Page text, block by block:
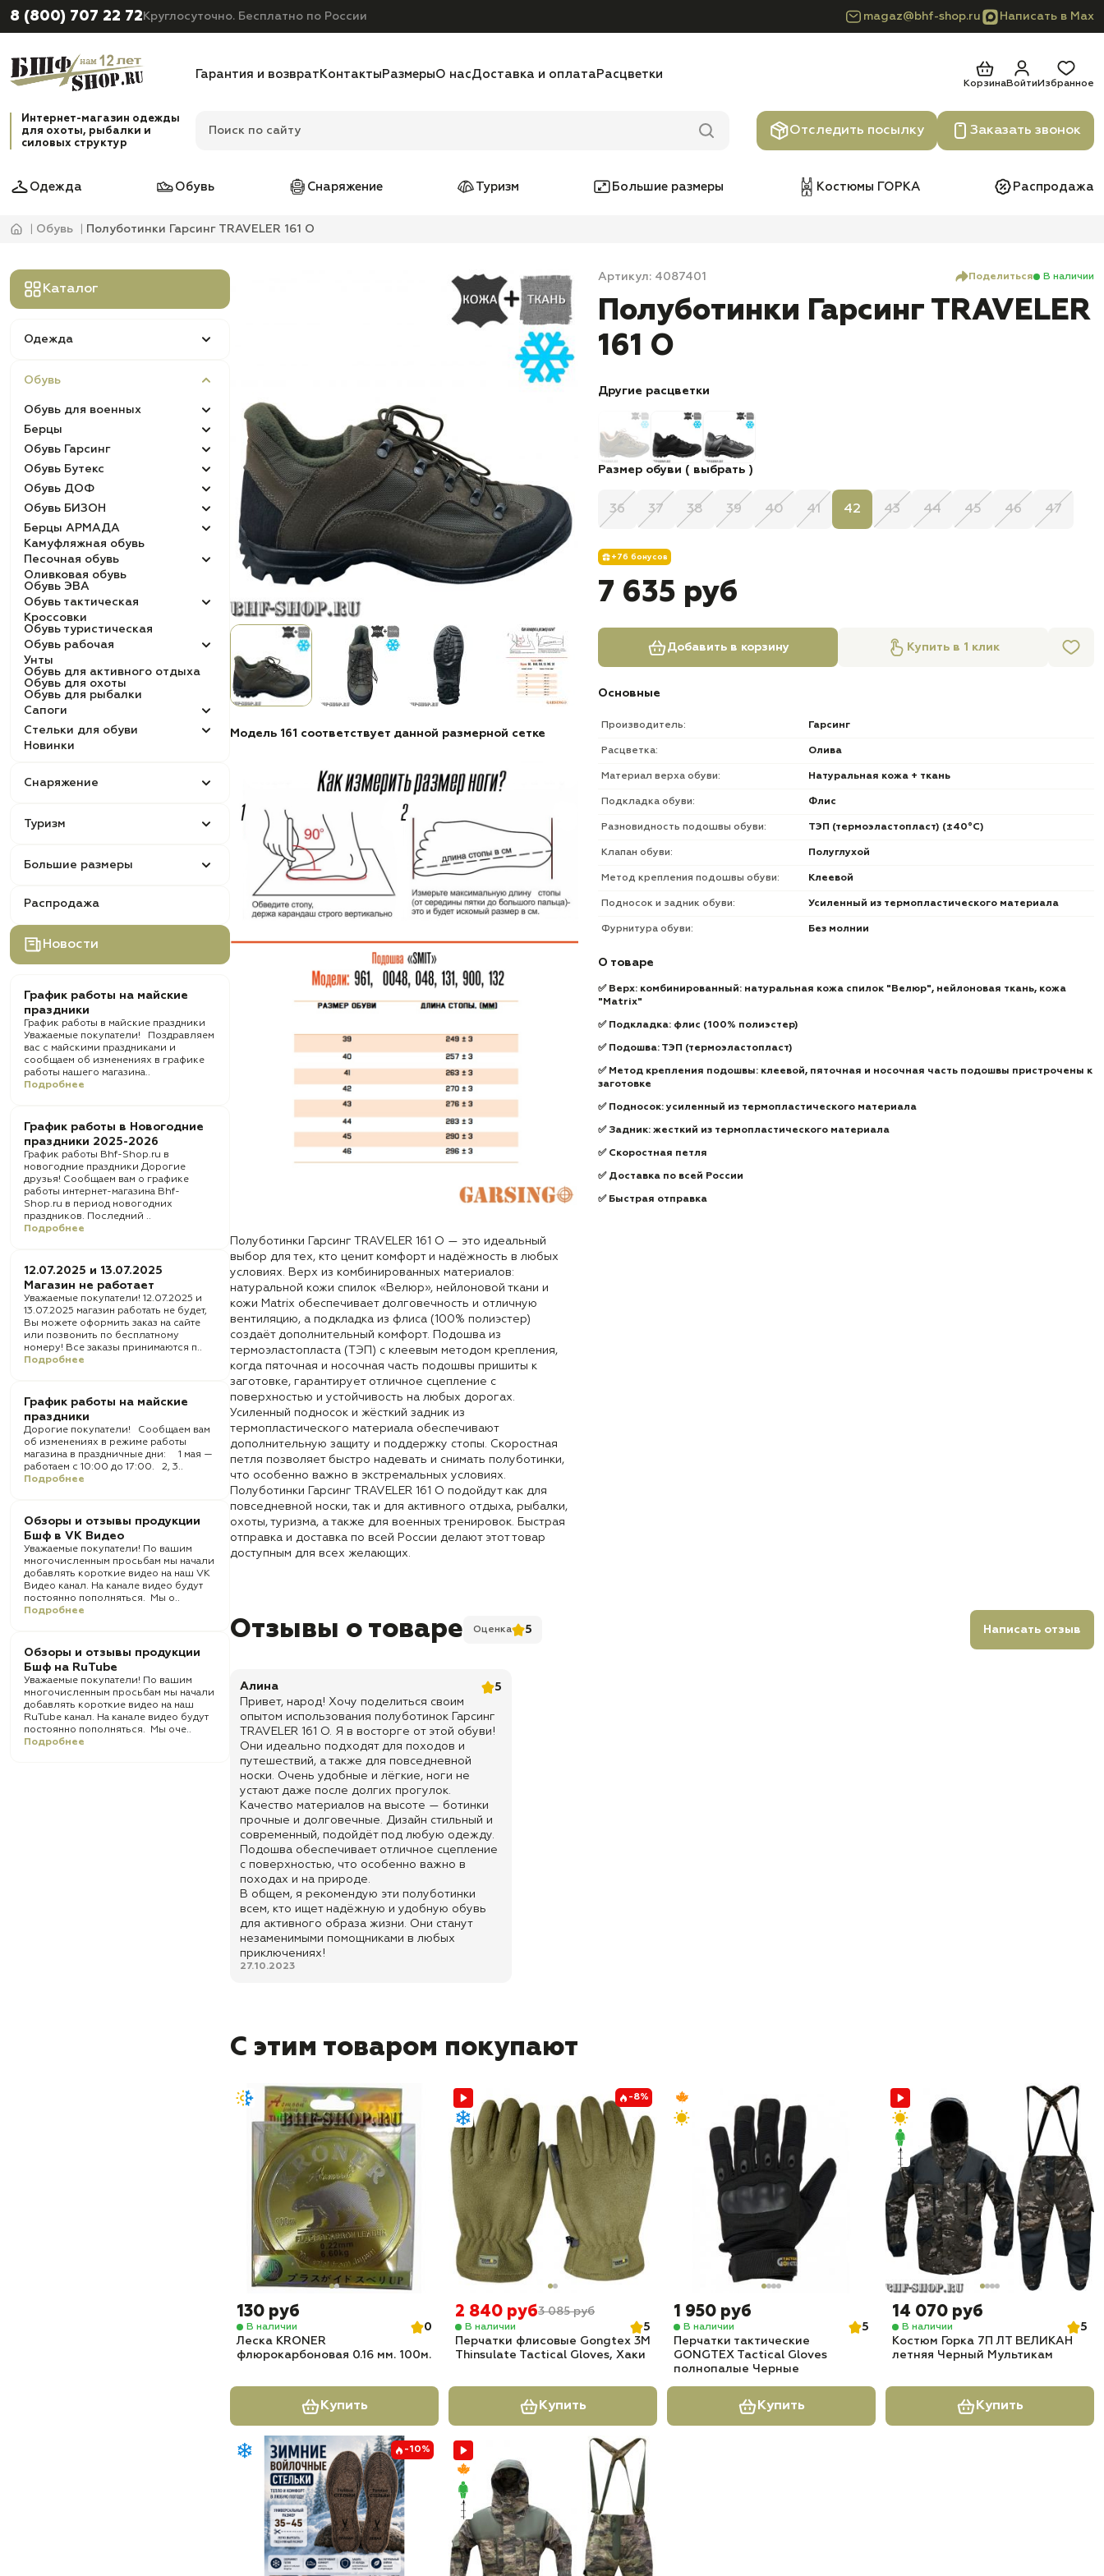
8 (800) 707 22 72 Круглосуточно. Бесплатно по России magaz@bhf-shop.ru Написать в Max
Гарантия и возврат Контакты РазмерыО насДоставка и оплата Расцветки
КорзинаВойти Избранное
Интернет-магазин одежды
для охоты, рыбалки и
силовых структур
Отследить посылку Заказать звонок
Одежда Обувь Снаряжение Туризм Большие размеры Костюмы ГОРКА Распродажа
Обувь Полуботинки Гарсинг TRAVЕLER 161 O
Каталог
Одежда
Обувь
Обувь для военных
Берцы
Обувь Гарсинг
Обувь Бутекс
Обувь ДОФ
Обувь БИЗОН
Берцы АРМАДА
Камуфляжная обувь
Песочная обувь
Оливковая обувь
Обувь ЭВА
Обувь тактическая
Кроссовки
Обувь туристическая
Обувь рабочая
Унты
Обувь для активного отдыха
Обувь для охоты
Обувь для рыбалки
Сапоги
Стельки для обуви
Новинки
Снаряжение
Туризм
Большие размеры
Распродажа
Новости
График работы на майские
праздники
График работы в майские праздники
Уважаемые покупатели! Поздравляем
вас с майскими праздниками и
сообщаем об изменениях в графике
работы нашего магазина..
Подробнее
График работы в Новогодние
праздники 2025-2026
График работы Bhf-Shop.ru в
новогодние праздники Дорогие
друзья! Сообщаем вам о графике
работы интернет-магазина Bhf-
Shop.ru в период новогодних
праздников. Последний ..
Подробнее
12.07.2025 и 13.07.2025
Магазин не работает
Уважаемые покупатели! 12.07.2025 и
13.07.2025 магазин работать не будет,
Вы можете оформить заказ на сайте
или позвонить по бесплатному
номеру! Все заказы принимаются п..
Подробнее
График работы на майские
праздники
Дорогие покупатели! Сообщаем вам
об изменениях в режиме работы
магазина в праздничные дни: 1 мая —
работаем с 10:00 до 17:00. 2, 3..
Подробнее
Обзоры и отзывы продукции
Бшф в VK Видео
Уважаемые покупатели! По вашим
многочисленным просьбам мы начали
добавлять короткие видео на наш VK
Видео канал. На канале видео будут
постоянно пополняться. Мы о..
Подробнее
Обзоры и отзывы продукции
Бшф на RuTube
Уважаемые покупатели! По вашим
многочисленным просьбам мы начали
добавлять короткие видео на наш
RuTube канал. На канале видео будут
постоянно пополняться. Мы оче..
Подробнее
Модель 161 соответствует данной размерной сетке
Полуботинки Гарсинг TRAVЕLER 161 O — это идеальный
выбор для тех, кто ценит комфорт и надёжность в любых
условиях. Верх из комбинированных материалов:
натуральной кожи спилок «Велюр», нейлоновой ткани и
кожи Matrix обеспечивает долговечность и отличную
вентиляцию, а подкладка из флиса (100% полиэстер)
создаёт дополнительный комфорт. Подошва из
термоэластопласта (ТЭП) с клеевым методом крепления,
когда пяточная и носочная часть подошвы пришиты к
заготовке, гарантирует отличное сцепление с
поверхностью и устойчивость на любых дорогах.
Усиленный подносок и жёсткий задник из
термопластического материала обеспечивают
дополнительную защиту и поддержку стопы. Скоростная
петля позволяет быстро надевать и снимать полуботинки,
что особенно важно в экстремальных условиях.
Полуботинки Гарсинг TRAVЕLER 161 O подойдут как для
повседневной носки, так и для активного отдыха, рыбалки,
охоты, туризма, а также для военных тренировок. Быстрая
отправка и доставка по всей России делают этот товар
доступным для всех желающих.
Артикул: 4087401 Поделиться В наличии
Полуботинки Гарсинг TRAVЕLER
161 O
Другие расцветки
Размер обуви ( выбрать )
36 37 38 39 40 41 42 43 44 45 46 47
+76 бонусов
7 635 руб
Добавить в корзину Купить в 1 клик
Основные
Производитель: Гарсинг
Расцветка: Олива
Материал верха обуви: Натуральная кожа + ткань
Подкладка обуви: Флис
Разновидность подошвы обуви: ТЭП (термоэластопласт) (±40°С)
Клапан обуви: Полуглухой
Метод крепления подошвы обуви: Клеевой
Подносок и задник обуви: Усиленный из термопластического материала
Фурнитура обуви: Без молнии
О товаре
✅ Верх: комбинированный: натуральная кожа спилок "Велюр", нейлоновая ткань, кожа
"Matrix"
✅ Подкладка: флис (100% полиэстер)
✅ Подошва: ТЭП (термоэластопласт)
✅ Метод крепления подошвы: клеевой, пяточная и носочная часть подошвы пристрочены к
заготовке
✅ Подносок: усиленный из термопластического материала
✅ Задник: жесткий из термопластического материала
✅ Скоростная петля
✅ Доставка по всей России
✅ Быстрая отправка
Отзывы о товаре Оценка 5 Написать отзыв
Алина
5
Привет, народ! Хочу поделиться своим
опытом использования полуботинок Гарсинг
TRAVЕLER 161 O. Я в восторге от этой обуви!
Они идеально подходят для походов и
путешествий, а также для повседневной
носки. Очень удобные и лёгкие, ноги не
устают даже после долгих прогулок.
Качество материалов на высоте — ботинки
прочные и долговечные. Дизайн стильный и
современный, подойдёт под любую одежду.
Подошва обеспечивает отличное сцепление
с поверхностью, что особенно важно в
походах и на природе.
В общем, я рекомендую эти полуботинки
всем, кто ищет надёжную и удобную обувь
для активного образа жизни. Они станут
незаменимыми помощниками в любых
приключениях!
27.10.2023
С этим товаром покупают
130 руб
В наличии
0
Леска KRONER
флюрокарбоновая 0.16 мм. 100м.
Купить
-8%
2 840 руб3 085 руб
В наличии
5
Перчатки флисовые Gongtex 3M
Thinsulate Tactical Gloves, Хаки
Купить
1 950 руб
В наличии
5
Перчатки тактические
GONGTEX Tactical Gloves
полнопалые Черные
Купить
14 070 руб
В наличии
5
Костюм Горка 7П ЛТ ВЕЛИКАН
летняя Черный Мультикам
Купить
-10%